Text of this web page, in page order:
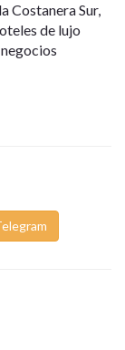
Costanera Sur,
de lujo